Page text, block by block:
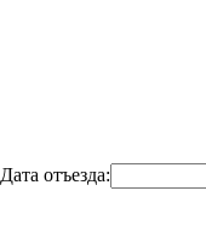
Дата отъезда: